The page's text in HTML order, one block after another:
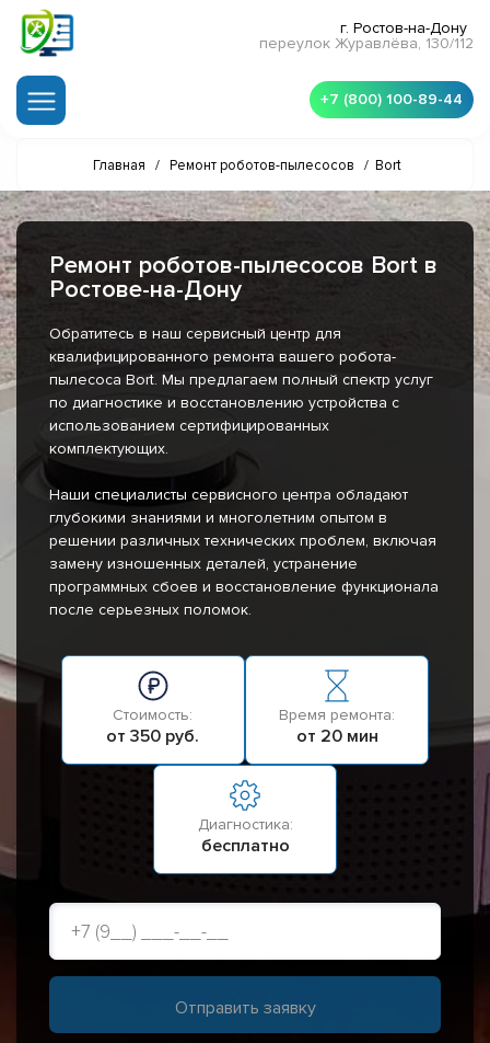
г. Ростов-на-Дону
переулок Журавлёва, 130/112
+7 (800) 100-89-44
Главная / Ремонт роботов-пылесосов / Bort
Ремонт роботов-пылесосов Bort в
Ростове-на-Дону
Обратитесь в наш сервисный центр для
квалифицированного ремонта вашего робота-
пылесоса Bort. Мы предлагаем полный спектр услуг
по диагностике и восстановлению устройства с
использованием сертифицированных
комплектующих.
Наши специалисты сервисного центра обладают
глубокими знаниями и многолетним опытом в
решении различных технических проблем, включая
замену изношенных деталей, устранение
программных сбоев и восстановление функционала
после серьезных поломок.
Стоимость:
от 350 руб.
Время ремонта:
от 20 мин
Диагностика:
бесплатно